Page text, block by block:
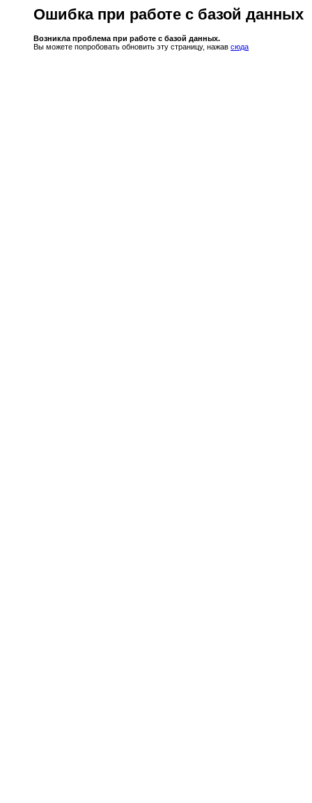
Ошибка при работе с базой данных
Возникла проблема при работе с базой данных.
Вы можете попробовать обновить эту страницу, нажав сюда